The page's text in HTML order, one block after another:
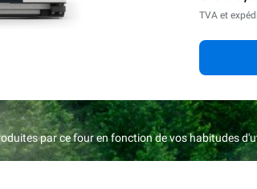
TVA et
par ce four en fonction de vos habitudes